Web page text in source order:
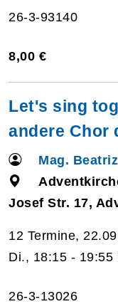
26-3-93140
8,00 €
Let's sing
andere Chor
Mag.
Josef Str. 17,
12 Termine,
Di., 18:15 - 19:55
26-3-13026